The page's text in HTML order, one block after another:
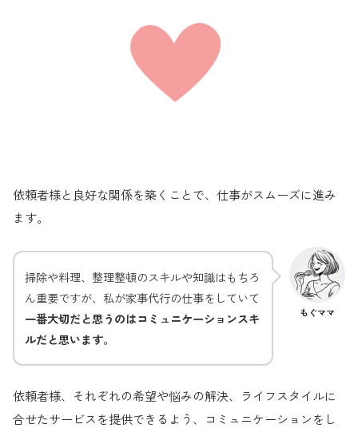
依頼者様と良好な関係を築くことで、仕事がスムーズに進み
ます。
もぐママ
掃除や料理、整理整頓のスキルや知識はもちろ
ん重要ですが、私が家事代行の仕事をしていて
一番大切だと思うのはコミュニケーションスキ
ルだと思います。
依頼者様、それぞれの希望や悩みの解決、ライフスタイルに
合せたサービスを提供できるよう、コミュニケーションをし